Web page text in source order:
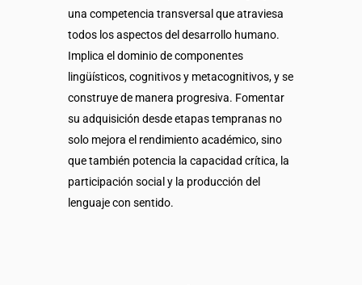
una competencia transversal que atraviesa
todos los aspectos del desarrollo humano.
Implica el dominio de componentes
lingüísticos, cognitivos y metacognitivos, y se
construye de manera progresiva. Fomentar
su adquisición desde etapas tempranas no
solo mejora el rendimiento académico, sino
que también potencia la capacidad crítica, la
participación social y la producción del
lenguaje con sentido.